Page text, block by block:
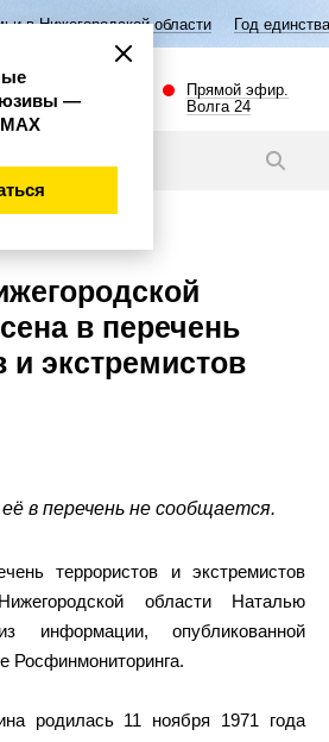
области Год единства народов России
Прямой эфир.
Волга 24
в перечень
и экстремистов
в перечень не сообщается.
террористов и экстремистов
области Наталью
информации, опубликованной
Росфинмониторинга.
родилась 11 ноября 1971 года
—
МАХ